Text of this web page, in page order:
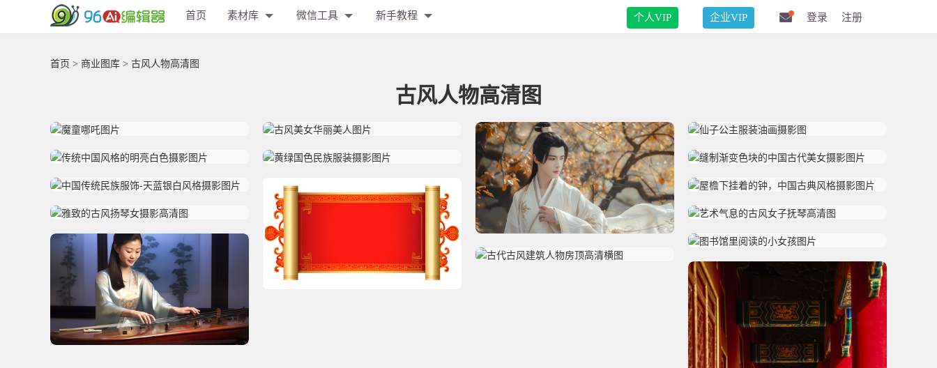
首页 素材库 微信工具 新手教程 个人VIP 企业VIP 登录 注册
首页 > 商业图库 > 古风人物高清图
古风人物高清图